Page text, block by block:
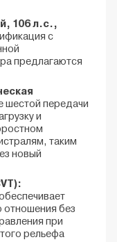
106 л.с.,
с
предлагаются
шестой передачи
и
таким
новый
отношения без
при
рельефа